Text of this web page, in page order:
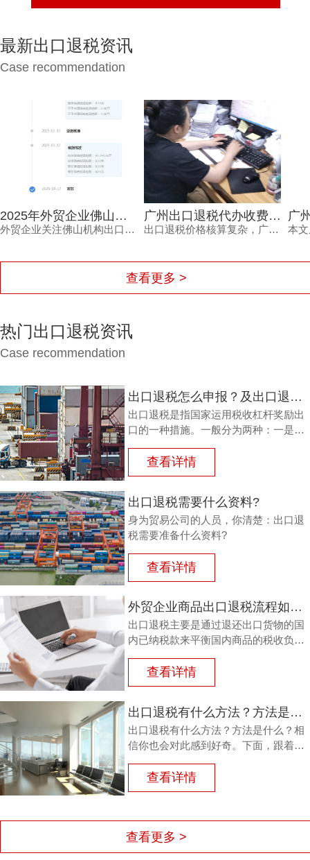
最新出口退税资讯
Case recommendation
2025年外贸企业佛山机构出口退税报价多少？选错白花钱
外贸企业关注佛山机构出口退税报价，但真正需要的是安全、高效的退税结果。本文分析报价差异原因，解读2025年出口退税政策变化，并介绍鸿裕财税透明定价、不成功免费退、一手团队不外包等核心优势。
广州出口退税代办收费，为何从几千到上万不等？一文读懂
出口退税价格核算复杂，广州出口退税代办收费从几千到上万不等，究竟差在哪里？本文梳理影响收费的核心因素与价格核算风险，并解读鸿裕财税的透明报价策略。
查看更多 >
热门出口退税资讯
Case recommendation
出口退税怎么申报？及出口退税怎么进行填写增值税申报表?
出口退税是指国家运用税收杠杆奖励出
口的一种措施。一般分为两种：一是退
或半成品，加工制成产品出口时，退还
其已纳的进口税。
查看详情
出口退税需要什么资料?
身为贸易公司的人员，你清楚：出口退
税需要准备什么资料?
查看详情
外贸企业商品出口退税流程如何？鸿裕以鞋业公司申请出口退税为例
出口退税主要是通过退还出口货物的国
内已纳税款来平衡国内商品的税收负
品出口退税流程如何？能退多少？广州
鸿裕财税以下用案例说明。
查看详情
出口退税有什么方法？方法是什么？
出口退税有什么方法？方法是什么？相
信你也会对此感到好奇。下面，跟着广
查看详情
查看更多 >